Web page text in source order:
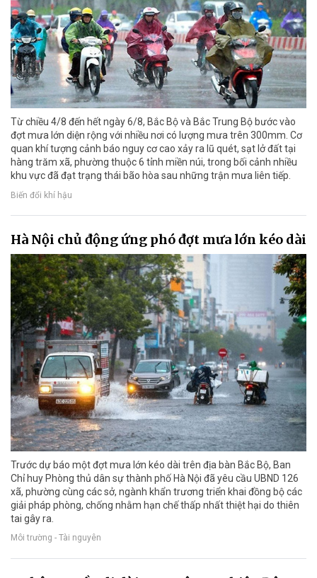
Từ chiều 4/8 đến hết ngày 6/8, Bắc Bộ và Bắc Trung Bộ bước vào
đợt mưa lớn diện rộng với nhiều nơi có lượng mưa trên 300mm. Cơ
quan khí tượng cảnh báo nguy cơ cao xảy ra lũ quét, sạt lở đất tại
hàng trăm xã, phường thuộc 6 tỉnh miền núi, trong bối cảnh nhiều
khu vực đã đạt trạng thái bão hòa sau những trận mưa liên tiếp.
Biến đổi khí hậu
Hà Nội chủ động ứng phó đợt mưa lớn kéo dài
Trước dự báo một đợt mưa lớn kéo dài trên địa bàn Bắc Bộ, Ban
Chỉ huy Phòng thủ dân sự thành phố Hà Nội đã yêu cầu UBND 126
xã, phường cùng các sở, ngành khẩn trương triển khai đồng bộ các
giải pháp phòng, chống nhằm hạn chế thấp nhất thiệt hại do thiên
tai gây ra.
Môi trường - Tài nguyên